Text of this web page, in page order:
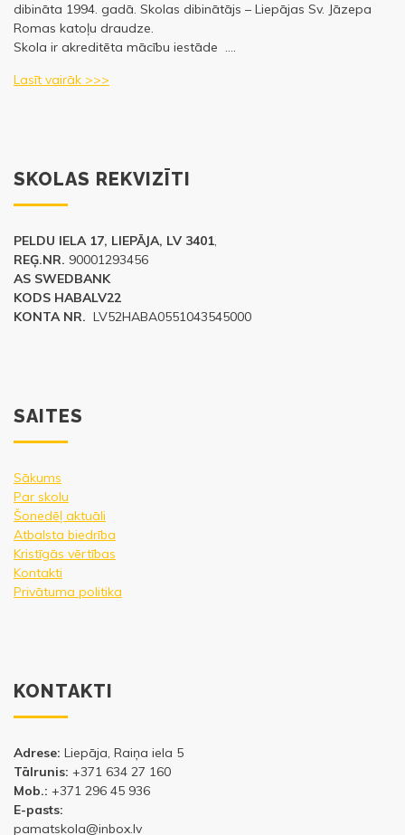
dibināta 1994. gadā. Skolas dibinātājs – Liepājas Sv. Jāzepa
Romas katoļu draudze.
Skola ir akreditēta mācību iestāde ….
Lasīt vairāk >>>
SKOLAS REKVIZĪTI
PELDU IELA 17, LIEPĀJA, LV 3401,
REĢ.NR. 90001293456
AS SWEDBANK
KODS HABALV22
KONTA NR. LV52HABA0551043545000
SAITES
Sākums
Par skolu
Šonedēļ aktuāli
Atbalsta biedrība
Kristīgās vērtības
Kontakti
Privātuma politika
KONTAKTI
Adrese: Liepāja, Raiņa iela 5
Tālrunis: +371 634 27 160
Mob.: +371 296 45 936
E-pasts:
pamatskola@inbox.lv